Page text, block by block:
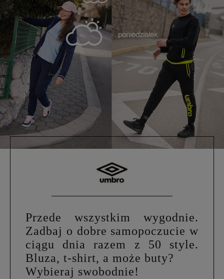
Przede wszystkim wygodnie.
Zadbaj o dobre samopoczucie w
ciągu dnia razem z 50 style.
Bluza, t-shirt, a może buty?
Wybieraj swobodnie!